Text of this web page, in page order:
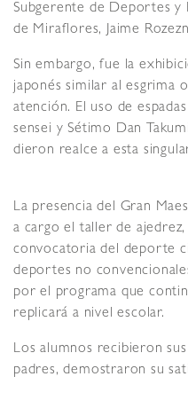
Subgerente de Deportes y
de Miraflores, Jaime
Sin embargo, fue la
japonés similar al esgrima
atención. El uso de
sensei y Sétimo Dan
dieron realce a esta
La presencia del Gran
a cargo el taller de
convocatoria del deporte
deportes no
por el programa que
replicará a nivel
Los alumnos recibieron
padres, demostraron su